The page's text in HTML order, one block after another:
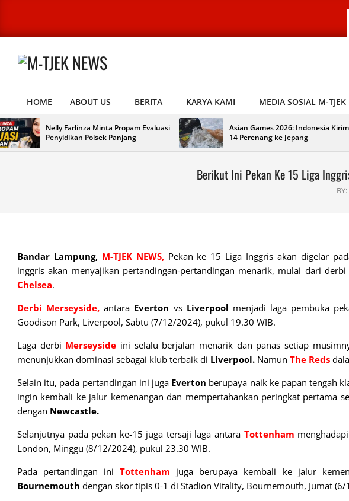
content
TJEK
NEWS
Primary
Navigation
Menu
HOME ABOUT US BERITA KARYA KAMI MEDIA SOSIAL M-TJEK
Nelly Farlinza Minta Propam Evaluasi
Penyidikan Polsek Panjang
Asian Games 2026: Indonesia Kirim
14 Perenang ke Jepang
Berikut Ini Pekan Ke 15 Liga
BY:
Bandar Lampung, M-TJEK NEWS,Pekan ke 15 Liga Inggris akan digelar
inggris akan menyajikan pertandingan-pertandingan menarik, mulai dari derbi
Chelsea.
Derbi Merseyside, antara Everton vs Liverpool menjadi laga pembuka
Goodison Park, Liverpool, Sabtu (7/12/2024), pukul 19.30 WIB.
Laga derbi Merseyside ini selalu berjalan menarik dan panas setiap
menunjukkan dominasi sebagai klub terbaik di Liverpool. Namun The Reds
Selain itu, pada pertandingan ini juga Everton berupaya naik ke papan tengah
ingin kembali ke jalur kemenangan dan mempertahankan peringkat pertama
dengan Newcastle.
Selanjutnya pada pekan ke-15 juga tersaji laga antara Tottenham menghadapi
London, Minggu (8/12/2024), pukul 23.30 WIB.
Pada pertandingan iniTottenham juga berupaya kembali ke jalur
Bournemouth dengan skor tipis 0-1 di Stadion Vitality, Bournemouth, Jumat